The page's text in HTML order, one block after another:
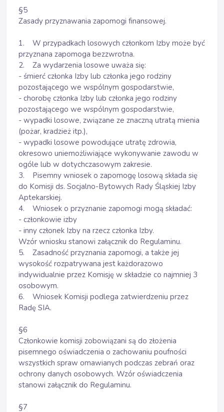
§5
Zasady przyznawania zapomogi finansowej.
1. W przypadkach losowych członkom Izby może być
przyznana zapomoga bezzwrotna.
2. Za wydarzenia losowe uważa się:
- śmierć członka Izby lub członka jego rodziny
pozostającego we wspólnym gospodarstwie,
- chorobę członka Izby lub członka jego rodziny
pozostającego we wspólnym gospodarstwie,
- wypadki losowe, związane ze znaczną utratą mienia
(pożar, kradzież itp.),
- wypadki losowe powodujące utratę zdrowia,
okresowo uniemożliwiające wykonywanie zawodu w
ogóle lub w dotychczasowym zakresie.
3. Pisemny wniosek o zapomogę losową składa się
do Komisji ds. Socjalno-Bytowych Rady Śląskiej Izby
Aptekarskiej.
4. Wniosek o przyznanie zapomogi mogą składać:
- członkowie izby
- inny członek Izby na rzecz członka Izby.
Wzór wniosku stanowi załącznik do Regulaminu.
5. Zasadność przyznania zapomogi, a także jej
wysokość rozpatrywana jest każdorazowo
indywidualnie przez Komisję w składzie co najmniej 3
osobowym.
6. Wniosek Komisji podlega zatwierdzeniu przez
Radę SIA.
§6
Członkowie komisji zobowiązani są do złożenia
pisemnego oświadczenia o zachowaniu poufności
wszystkich spraw omawianych podczas zebrań oraz
ochrony danych osobowych. Wzór oświadczenia
stanowi załącznik do Regulaminu.
§7